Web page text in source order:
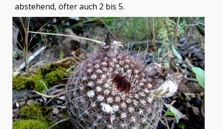
abstehend, öfter auch 2 bis 5.